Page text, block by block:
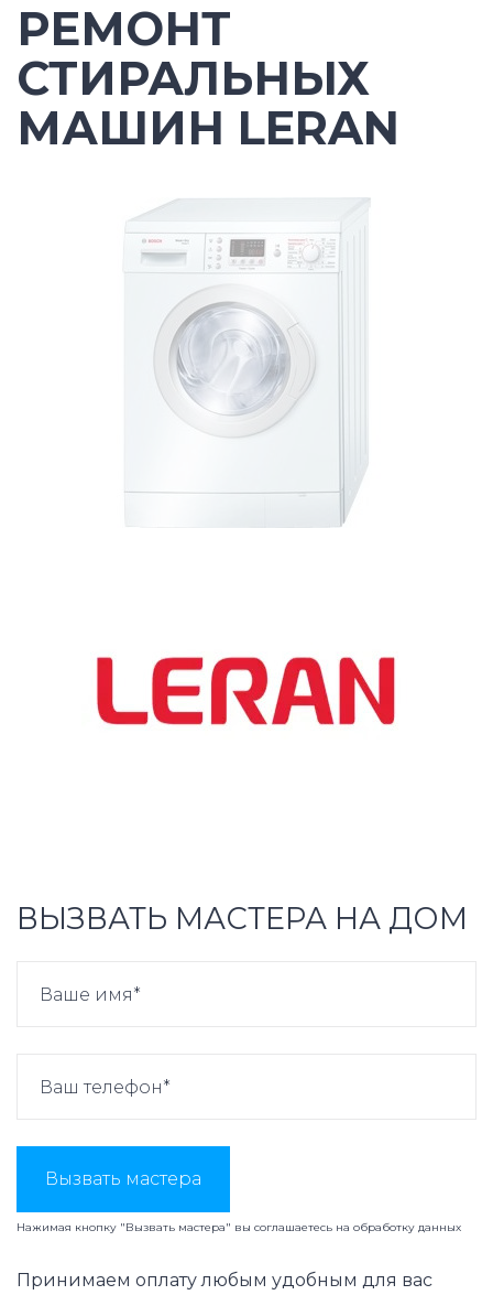
РЕМОНТ
СТИРАЛЬНЫХ
МАШИН LERAN
ВЫЗВАТЬ МАСТЕРА НА ДОМ
Вызвать мастера
Нажимая кнопку "Вызвать мастера" вы соглашаетесь на обработку данных
Принимаем оплату любым удобным для вас